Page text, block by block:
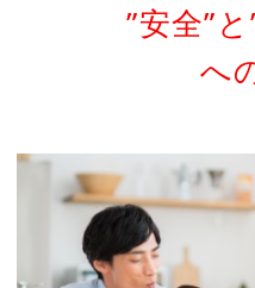
”安全”
へ